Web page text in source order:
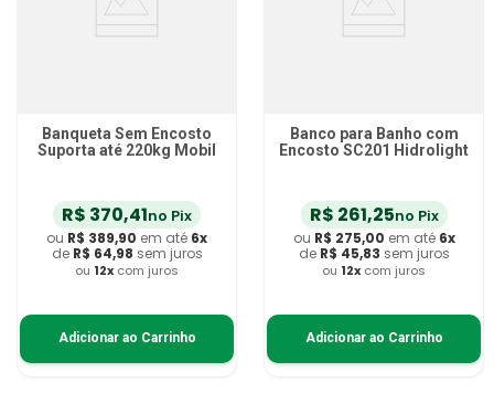
Banqueta Sem Encosto
Suporta até 220kg Mobil
R$ 370,41no Pix
ou R$ 389,90 em até 6x
de R$ 64,98 sem juros
ou 12x com juros
Adicionar ao Carrinho
Banco para Banho com
Encosto SC201 Hidrolight
R$ 261,25no Pix
ou R$ 275,00 em até 6x
de R$ 45,83 sem juros
ou 12x com juros
Adicionar ao Carrinho